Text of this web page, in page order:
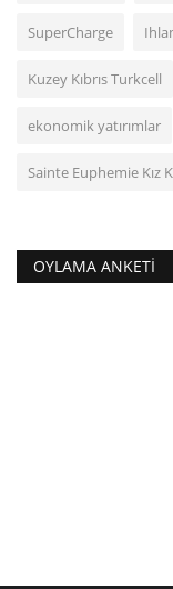
SuperCharge
Kuzey Kıbrıs Turkcell
ekonomik yatırımlar
Sainte Euphemie Kız
OYLAMA ANKETI